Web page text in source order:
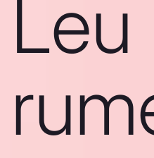
Leu